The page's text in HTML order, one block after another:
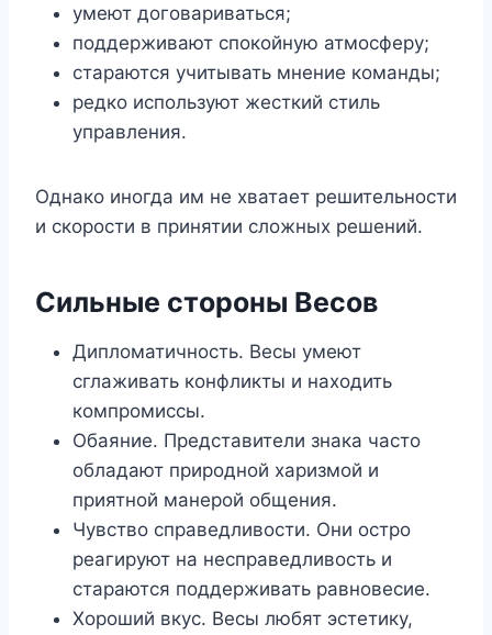
умеют договариваться;
поддерживают спокойную атмосферу;
стараются учитывать мнение команды;
редко используют жесткий стиль
управления.
Однако иногда им не хватает решительности
и скорости в принятии сложных решений.
Сильные стороны Весов
Дипломатичность. Весы умеют
сглаживать конфликты и находить
компромиссы.
Обаяние. Представители знака часто
обладают природной харизмой и
приятной манерой общения.
Чувство справедливости. Они остро
реагируют на несправедливость и
стараются поддерживать равновесие.
Хороший вкус. Весы любят эстетику,